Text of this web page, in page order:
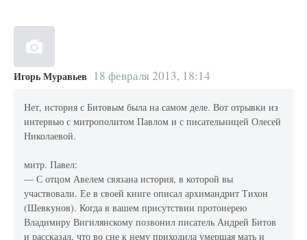
Игорь Муравьев 18 февраля 2013, 18:14
Нет, история с Битовым была на самом деле. Вот отрывки из
интервью с митрополитом Павлом и с писательницей Олесей
Николаевой.
митр. Павел:
— С отцом Авелем связана история, в которой вы
участвовали. Ее в своей книге описал архимандрит Тихон
(Шевкунов). Когда в вашем присутствии протоиерею
Владимиру Вигилянскому позвонил писатель Андрей Битов
и рассказал, что во сне к нему приходила умершая мать и